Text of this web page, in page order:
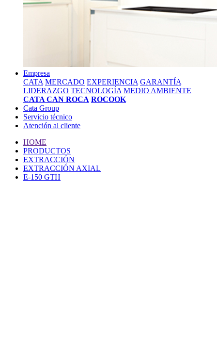
Empresa
CATA MERCADO EXPERIENCIA GARANTÍA
LIDERAZGO TECNOLOGÍA MEDIO AMBIENTE
CATA CAN ROCA ROCOOK
Cata Group
Servicio técnico
Atención al cliente
HOME
PRODUCTOS
EXTRACCIÓN
EXTRACCIÓN AXIAL
E-150 GTH